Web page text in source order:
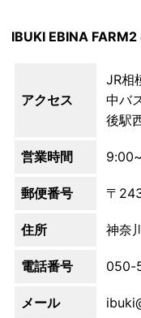
IBUKI EBINA FARM2
アクセス
JR相
中バ
後駅
営業時間
郵便番号 〒
住所 神奈
電話番号 050-
メール